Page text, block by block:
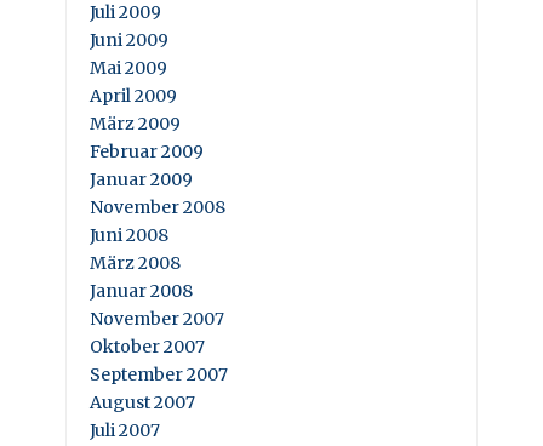
Juli 2009
Juni 2009
Mai 2009
April 2009
März 2009
Februar 2009
Januar 2009
November 2008
Juni 2008
März 2008
Januar 2008
November 2007
Oktober 2007
September 2007
August 2007
Juli 2007